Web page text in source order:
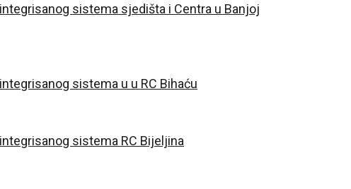
sistema sjedišta i Centra u Banjoj
sistema u u RC Bihaću
sistema RC Bijeljina